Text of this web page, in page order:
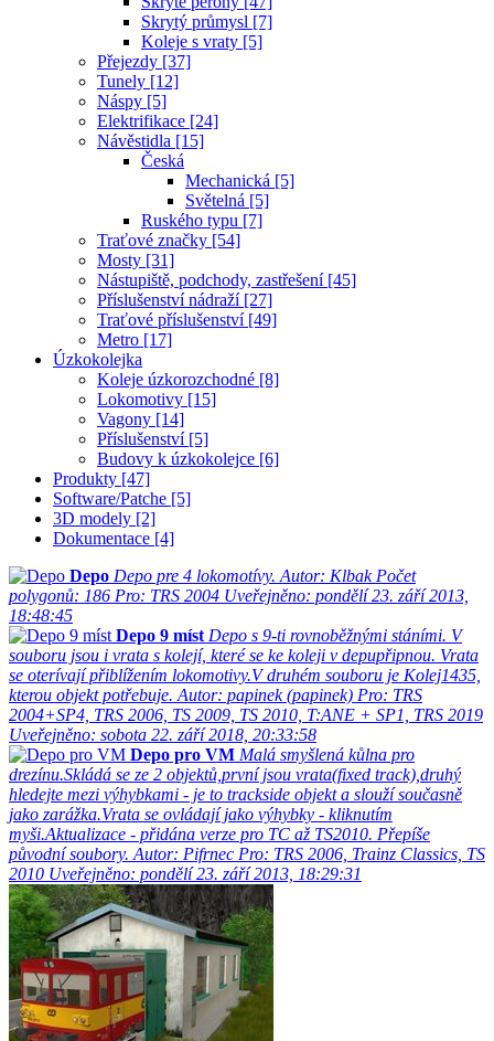
Skrytý průmysl [7]
Koleje s vraty [5]
Přejezdy [37]
Tunely [12]
Náspy [5]
Elektrifikace [24]
Návěstidla [15]
Česká
Mechanická [5]
Světelná [5]
Ruského typu [7]
Traťové značky [54]
Mosty [31]
Nástupiště, podchody, zastřešení [45]
Příslušenství nádraží [27]
Traťové příslušenství [49]
Metro [17]
Úzkokolejka
Koleje úzkorozchodné [8]
Lokomotivy [15]
Vagony [14]
Příslušenství [5]
Budovy k úzkokolejce [6]
Produkty [47]
Software/Patche [5]
3D modely [2]
Dokumentace [4]
Depo Depo pre 4 lokomotívy. Autor: Klbak Počet
polygonů: 186 Pro: TRS 2004 Uveřejněno: pondělí 23. září 2013,
18:48:45
Depo 9 míst Depo s 9-ti rovnoběžnými stáními. V
souboru jsou i vrata s kolejí, které se ke koleji v depupřipnou. Vrata
se oterívají přiblížením lokomotivy.V druhém souboru je Kolej1435,
kterou objekt potřebuje. Autor: papinek (papinek) Pro: TRS
2004+SP4, TRS 2006, TS 2009, TS 2010, T:ANE + SP1, TRS 2019
Uveřejněno: sobota 22. září 2018, 20:33:58
Depo pro VM Malá smyšlená kůlna pro
drezínu.Skládá se ze 2 objektů,první jsou vrata(fixed track),druhý
hledejte mezi výhybkami - je to trackside objekt a slouží současně
jako zarážka.Vrata se ovládají jako výhybky - kliknutím
myši.Aktualizace - přidána verze pro TC až TS2010. Přepíše
původní soubory. Autor: Pifrnec Pro: TRS 2006, Trainz Classics, TS
2010 Uveřejněno: pondělí 23. září 2013, 18:29:31